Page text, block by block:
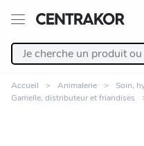
Accueil Animalerie
Soin,
Gamelle, distributeur et friandises